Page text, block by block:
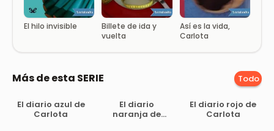
El hilo invisible
Billete de ida y
vuelta
Así es la vida,
Carlota
Más de esta SERIE Todo
El diario azul de
Carlota
El diario
naranja de
El diario rojo de
Carlota